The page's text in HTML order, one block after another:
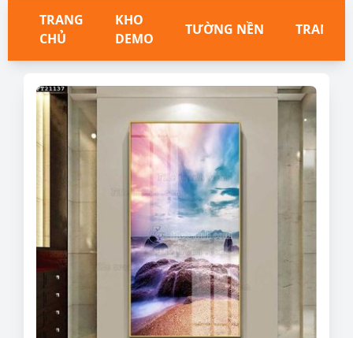
TRANG
CHỦ
KHO
DEMO
TƯỜNG NỀN TRANH